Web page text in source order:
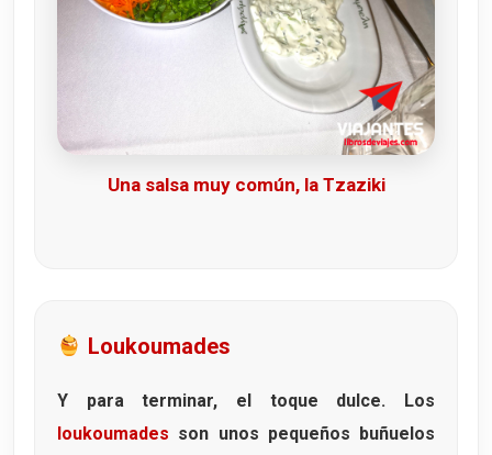
Una salsa muy común, la Tzaziki
Loukoumades
Y para terminar, el toque dulce. Los
loukoumades son unos pequeños buñuelos